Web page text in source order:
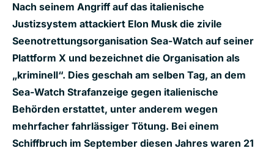
Nach seinem Angriff auf das italienische
Justizsystem attackiert Elon Musk die zivile
Seenotrettungsorganisation Sea-Watch auf seiner
Plattform X und bezeichnet die Organisation als
„kriminell“. Dies geschah am selben Tag, an dem
Sea-Watch Strafanzeige gegen italienische
Behörden erstattet, unter anderem wegen
mehrfacher fahrlässiger Tötung. Bei einem
Schiffbruch im September diesen Jahres waren 21